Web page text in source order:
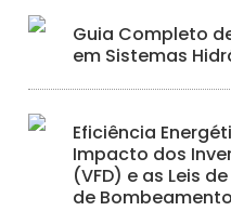
Guia Completo
em Sistemas
Eficiência
Impacto dos
(VFD) e as Leis
de